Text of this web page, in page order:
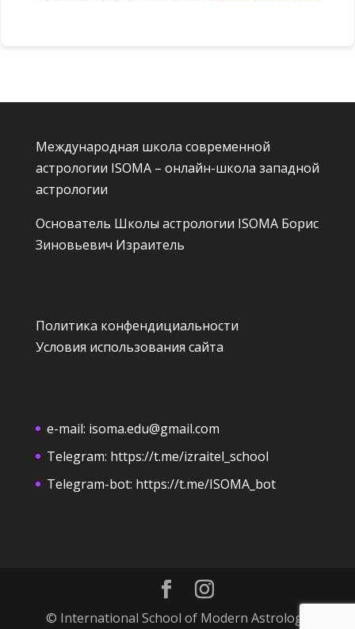
Международная школа современной
астрологии ISOMA – онлайн-школа западной
астрологии
Основатель Школы астрологии ISOMA Борис
Зиновьевич Израитель
Политика конфендициальности
Условия использования сайта
e-mail: isoma.edu@gmail.com
Telegram: https://t.me/izraitel_school
Telegram-bot: https://t.me/ISOMA_bot
© International School of Modern Astrology